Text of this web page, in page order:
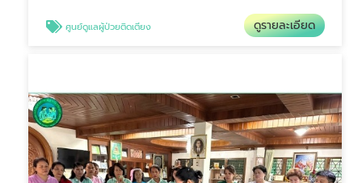
ศูนย์ดูแลผู้ป่วยติดเตียง ดูรายละเอียด